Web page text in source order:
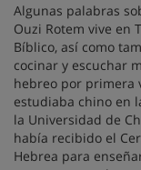
Algunas palabras
Ouzi Rotem vive en
Bíblico, así como
cocinar y escuchar
hebreo por primera
estudiaba chino en
la Universidad de
había recibido el
Hebrea para